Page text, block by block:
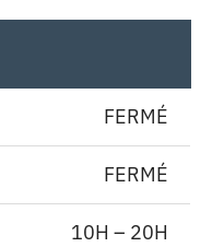
FERMÉ
FERMÉ
10H – 20H